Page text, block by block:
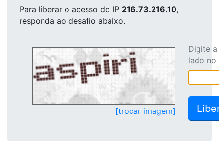
Para liberar o acesso do IP 216.73.216.10,
responda ao desafio abaixo.
[trocar imagem]
Digite
lado no